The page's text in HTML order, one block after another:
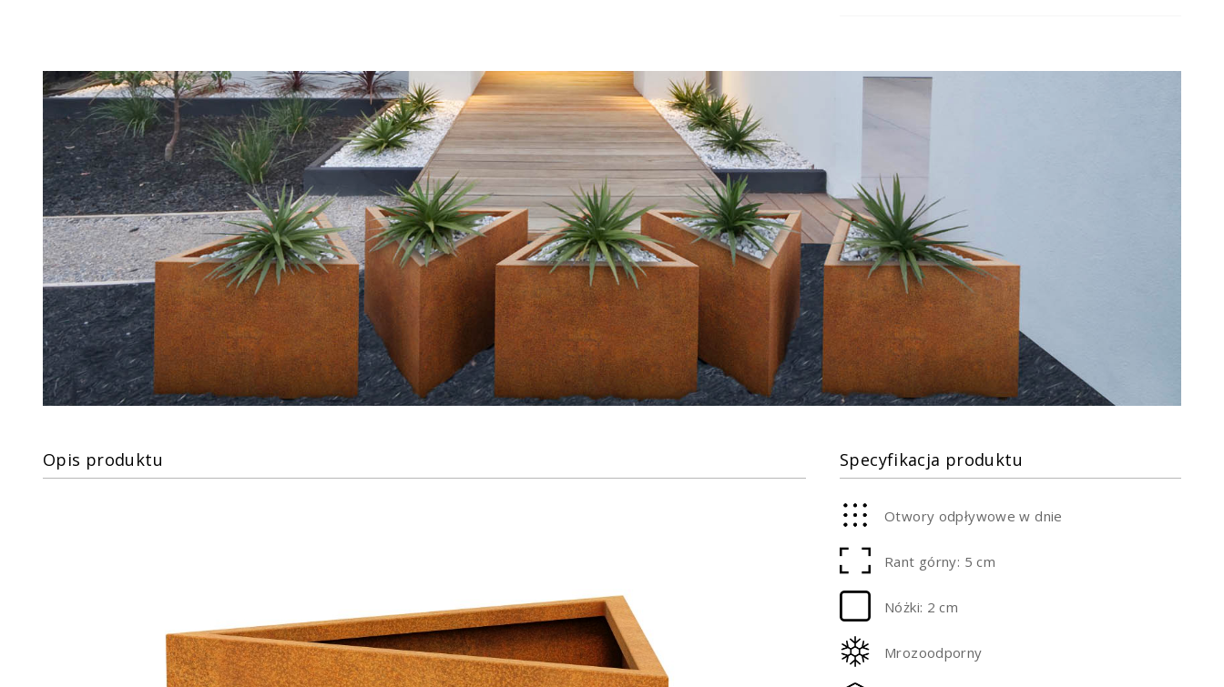
Opis produktu Specyfikacja produktu
Otwory odpływowe w dnie
Rant górny: 5 cm
Nóżki: 2 cm
Mrozoodporny